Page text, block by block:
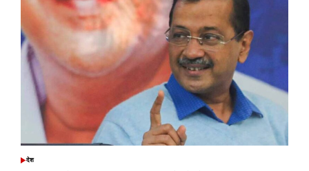
POSTED
देश